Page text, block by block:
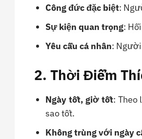
Công đức đặc biệt:
Sự kiện quan trọng:
Yêu cầu cá nhân:
2. Thời Điểm
Ngày tốt, giờ tốt: Theo
sao tốt.
Không trùng với ngày